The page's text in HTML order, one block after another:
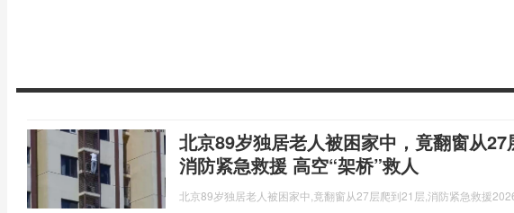
北京89岁独居老人被困家中，竟翻窗从27
消防紧急救援 高空“架桥”救人
北京89岁独居老人被困家中,竟翻窗从27层爬到21层,消防紧急救援